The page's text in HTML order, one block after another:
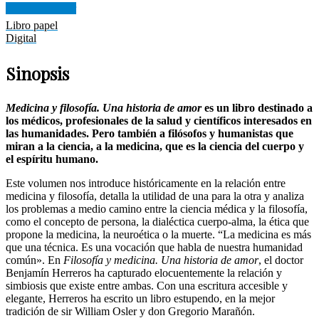
Libro papel
Digital
Sinopsis
Medicina y filosofía. Una historia de amores un libro destinado a
los médicos, profesionales de la salud y científicos interesados en
las humanidades. Pero también a filósofos y humanistas que
miran a la ciencia, a la medicina, que es la ciencia del cuerpo y
el espíritu humano.
Este volumen nos introduce históricamente en la relación entre
medicina y filosofía, detalla la utilidad de una para la otra y analiza
los problemas a medio camino entre la ciencia médica y la filosofía,
como el concepto de persona, la dialéctica cuerpo-alma, la ética que
propone la medicina, la neuroética o la muerte. “La medicina es más
que una técnica. Es una vocación que habla de nuestra humanidad
común». En Filosofía y medicina. Una historia de amor, el doctor
Benjamín Herreros ha capturado elocuentemente la relación y
simbiosis que existe entre ambas. Con una escritura accesible y
elegante, Herreros ha escrito un libro estupendo, en la mejor
tradición de sir William Osler y don Gregorio Marañón.